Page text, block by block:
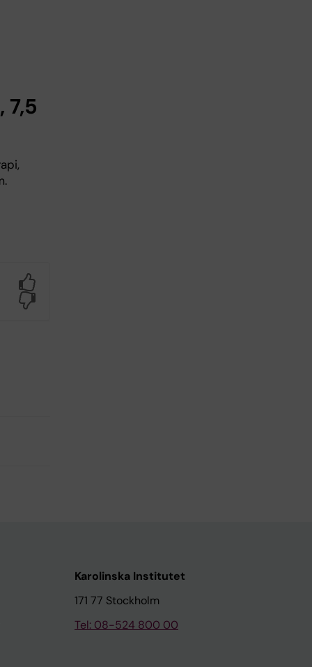
Karolinska Institutet
171 77 Stockholm
Tel: 08-524 800 00